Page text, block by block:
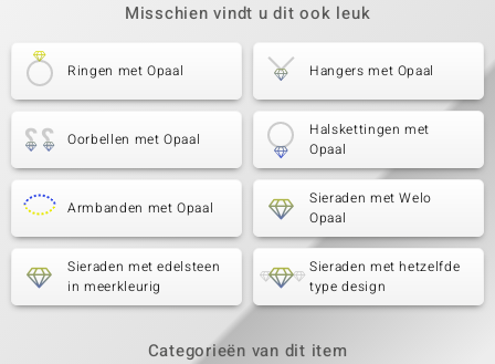
Misschien vindt u dit ook leuk
Ringen met Opaal Hangers met Opaal
Oorbellen met Opaal
Halskettingen met
Opaal
Armbanden met Opaal
Sieraden met Welo
Opaal
Sieraden met edelsteen
in meerkleurig
Sieraden met hetzelfde
type design
Categorieën van dit item